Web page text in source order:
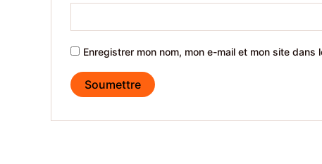
Enregistrer mon nom, mon e-mail et mon site